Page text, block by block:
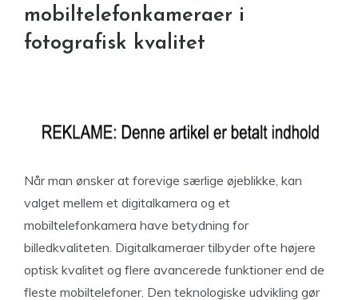
mobiltelefonkameraer i
fotografisk kvalitet
Når man ønsker at forevige særlige øjeblikke, kan
valget mellem et digitalkamera og et
mobiltelefonkamera have betydning for
billedkvaliteten. Digitalkameraer tilbyder ofte højere
optisk kvalitet og flere avancerede funktioner end de
fleste mobiltelefoner. Den teknologiske udvikling gør